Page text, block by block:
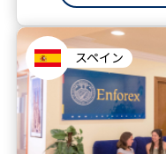
スペイン